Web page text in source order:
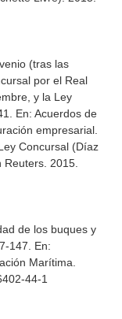
(tras las
por el Real
y la Ley
En: Acuerdos de
empresarial.
Concursal (Díaz
Reuters. 2015.
de los buques y
147. En:
Marítima
44-1